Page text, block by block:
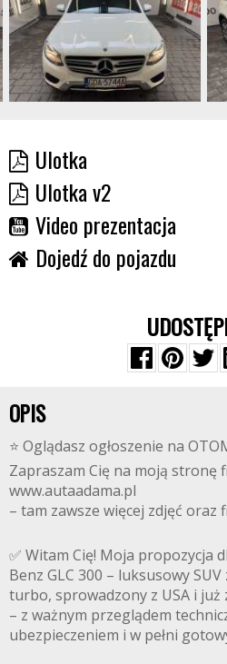
Ulotka
Ulotka v2
Video prezentacja
Dojedź do pojazdu
OPIS
⭐️ Oglądasz ogłoszenie na
Zapraszam Cię na moją stronę
www.autaadama.pl
– tam zawsze więcej zdjęć oraz
✅ Witam Cię! Moja propozycja
Benz GLC 300 – luksusowy
turbo, sprowadzony z USA i już
– z ważnym przeglądem
ubezpieczeniem i w pełni